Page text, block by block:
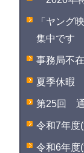
「ヤング
集中です
事務局不
夏季休暇
第25回
令和7年度
令和6年度